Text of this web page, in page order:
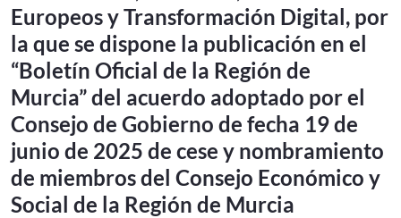
Europeos y Transformación Digital, por
la que se dispone la publicación en el
“Boletín Oficial de la Región de
Murcia” del acuerdo adoptado por el
Consejo de Gobierno de fecha 19 de
junio de 2025 de cese y nombramiento
de miembros del Consejo Económico y
Social de la Región de Murcia